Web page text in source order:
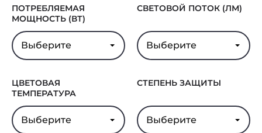
ПОТРЕБЛЯЕМАЯ
МОЩНОСТЬ (ВТ)
Выберите
СВЕТОВОЙ ПОТОК (ЛМ)
Выберите
ЦВЕТОВАЯ
ТЕМПЕРАТУРА
Выберите
СТЕПЕНЬ ЗАЩИТЫ
Выберите